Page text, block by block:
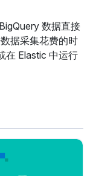
数据直接
据采集花费的时
在 Elastic 中运行